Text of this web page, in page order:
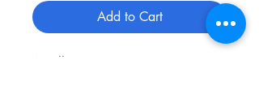
Add to Cart
Aguilles présentant une